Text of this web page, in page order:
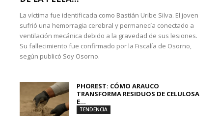
La víctima fue identificada como Bastián Uribe Silva. El joven
sufrió una hemorragia cerebral y permanecía conectado a
ventilación mecánica debido a la gravedad de sus lesiones.
Su fallecimiento fue confirmado por la Fiscalía de Osorno,
según publicó Soy Osorno.
PHOREST: CÓMO ARAUCO
TRANSFORMA RESIDUOS DE CELULOSA
E...
TENDENCIA